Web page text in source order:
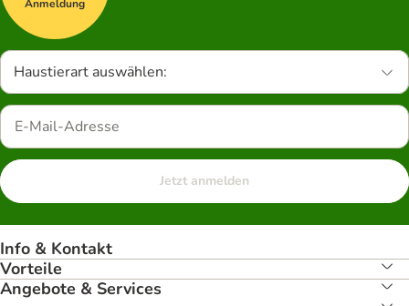
Anmeldung
Haustierart auswählen:
Jetzt anmelden
Info & Kontakt
Vorteile
Angebote & Services